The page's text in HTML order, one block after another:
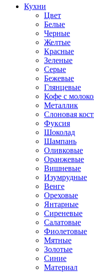
Кухни
Цвет
Белые
Черные
Желтые
Красные
Зеленые
Серые
Бежевые
Глянцевые
Кофе с
Металлик
Слоновая
Фуксия
Шоколад
Шампань
Оливковые
Оранжевые
Вишневые
Изумрудные
Венге
Ореховые
Янтарные
Сиреневые
Салатовые
Фиолетовые
Мятные
Золотые
Синие
Материал